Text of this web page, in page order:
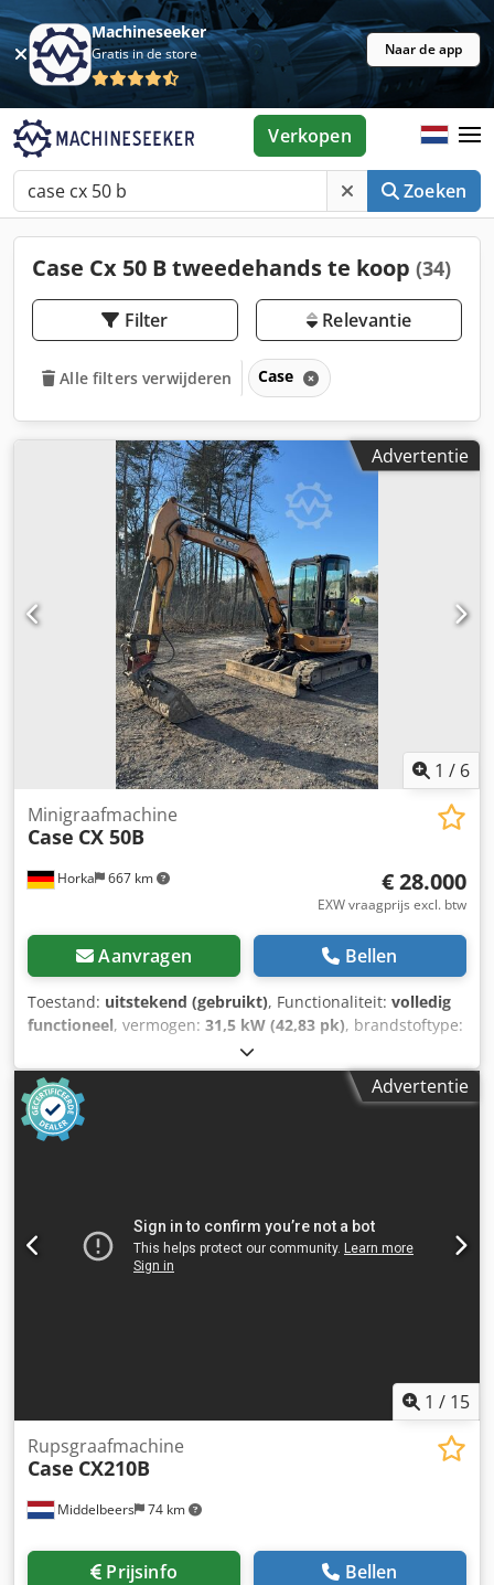
Machineseeker
Gratis in de store Naar de app
Zoeken
Verkopen
Case Cx 50 B tweedehands te koop (34)
Filter Relevantie
Alle filters verwijderen Case
Advertentie
1 / 6
Horka 667 km
Minigraafmachine
Case CX 50B
€ 28.000
EXW vraagprijs excl. btw
Aanvragen Bellen
Toestand: uitstekend (gebruikt), Functionaliteit: volledig
functioneel, vermogen: 31,5 kW (42,83 pk), brandstoftype:
, totaalgewicht:
de ketting:60 %, Bouwjaar:2012, bedrijfsturen:4.490 h,
Uitrusting:
, Fabrikant: CASE Type: CX 50B S2
Bouwjaar: 2012 Uren: 4490 Gewicht: 4945 kg Motor:
Yanmar 4TNV88-XYB Vermogen: 31,5 kW Onderwagen: 400
verkoop voorbehouden.
Advertentie
1 / 15
Middelbeers 74 km
Rupsgraafmachine
Case CX210B
Prijsinfo Bellen